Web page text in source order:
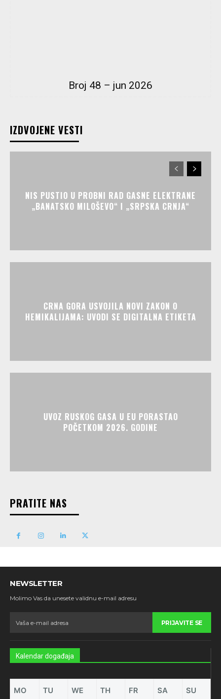
Broj 48 – jun 2026
IZDVOJENE VESTI
NIS PUSTIO U PROBNI RAD GASNE ELEKTRANE
„BANATSKO MILOŠEVO“ I „SRPSKA CRNJA“
CRNA GORA USVOJILA NOVI ZAKON O
HEMIKALIJAMA: UVODI SE DIGITALNA ETIKETA
UVOZ RUSKOG GASA U EU PORASTAO
POČETKOM 2026. GODINE
PRATITE NAS
NEWSLETTER
Molimo Vas da unesete validnu e-mail adresu
PRIJAVITE SE
Kalendar događaja
MO TU WE TH FR SA SU